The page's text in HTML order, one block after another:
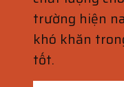
trường hiện
khó khăn
tốt.